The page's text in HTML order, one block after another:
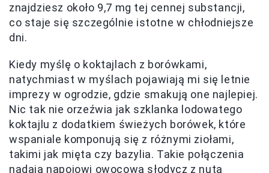
znajdziesz około 9,7 mg tej cennej substancji,
co staje się szczególnie istotne w chłodniejsze
dni.
Kiedy myślę o koktajlach z borówkami,
natychmiast w myślach pojawiają mi się letnie
imprezy w ogrodzie, gdzie smakują one najlepiej.
Nic tak nie orzeźwia jak szklanka lodowatego
koktajlu z dodatkiem świeżych borówek, które
wspaniale komponują się z różnymi ziołami,
takimi jak mięta czy bazylia. Takie połączenia
nadają napojowi owocową słodycz z nutą